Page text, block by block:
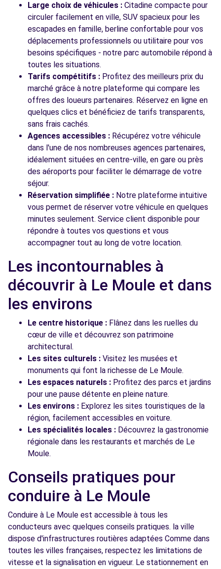
Large choix de véhicules : Citadine compacte pour
circuler facilement en ville, SUV spacieux pour les
escapades en famille, berline confortable pour vos
déplacements professionnels ou utilitaire pour vos
besoins spécifiques - notre parc automobile répond à
toutes les situations.
Tarifs compétitifs : Profitez des meilleurs prix du
marché grâce à notre plateforme qui compare les
offres des loueurs partenaires. Réservez en ligne en
quelques clics et bénéficiez de tarifs transparents,
sans frais cachés.
Agences accessibles : Récupérez votre véhicule
dans l'une de nos nombreuses agences partenaires,
idéalement situées en centre-ville, en gare ou près
des aéroports pour faciliter le démarrage de votre
séjour.
Réservation simplifiée : Notre plateforme intuitive
vous permet de réserver votre véhicule en quelques
minutes seulement. Service client disponible pour
répondre à toutes vos questions et vous
accompagner tout au long de votre location.
Les incontournables à
découvrir à Le Moule et dans
les environs
Le centre historique : Flânez dans les ruelles du
cœur de ville et découvrez son patrimoine
architectural.
Les sites culturels : Visitez les musées et
monuments qui font la richesse de Le Moule.
Les espaces naturels : Profitez des parcs et jardins
pour une pause détente en pleine nature.
Les environs : Explorez les sites touristiques de la
région, facilement accessibles en voiture.
Les spécialités locales : Découvrez la gastronomie
régionale dans les restaurants et marchés de Le
Moule.
Conseils pratiques pour
conduire à Le Moule
Conduire à Le Moule est accessible à tous les
conducteurs avec quelques conseils pratiques. la ville
dispose d'infrastructures routières adaptées Comme dans
toutes les villes françaises, respectez les limitations de
vitesse et la signalisation en vigueur. Le stationnement en